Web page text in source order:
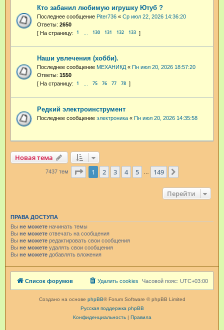
Кто забанил любимую игрушку Ютуб ?
Последнее сообщение Piter736 « Ср июл 22, 2026 14:36:20
Ответы: 2650
1 130 131 132 133
Наши увлечения (хобби).
Последнее сообщение МЕХАНИКД« Пн июл 20, 2026 18:57:20
Ответы: 1550
1 75 76 77 78
Редкий электроинструмент
Последнее сообщение электроника « Пн июл 20, 2026 14:35:58
Новая тема
7437 тем Страница из 149
1 2 3 4 5 149
Перейти
ПРАВА ДОСТУПА
Вы не можете начинать темы
Вы не можете отвечать на сообщения
Вы не можете редактировать свои сообщения
Вы не можете удалять свои сообщения
Вы не можете добавлять вложения
Список форумов Часовой пояс: UTC+03:00
Удалить cookies
Создано на основе phpBB® Forum Software © phpBB Limited
Русская поддержка phpBB
Конфиденциальность| Правила